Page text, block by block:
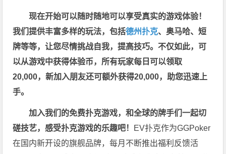
现在开始可以随时随地可以享受真实的游戏体验！
我们提供丰富多样的玩法，包括德州扑克、奥马哈、短
牌等等，让您尽情挑战自我，提高技巧。不仅如此， 可
以从游戏中获得体验币，所有玩家每日可以领取
20,000，新加入朋友还可额外获得20,000，助您迅速上
手。
加入我们的免费扑克游戏，和全球的牌手们一起切
磋技艺，感受扑克游戏的乐趣吧！ EV扑克作为GGPoker
在国内新开设的旗舰品牌，每月不断推出福利反馈活